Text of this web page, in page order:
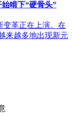
啃下“硬骨头”
变革正在上演。在
来越多地出现新元